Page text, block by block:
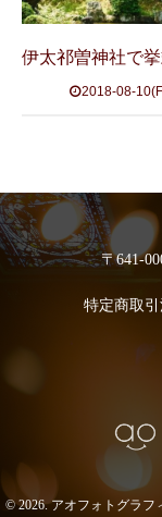
伊太祁曽神社で
2018-08-
〒641-
特定商取
© 2026. アオフォトグラ